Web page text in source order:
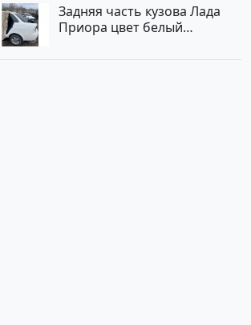
Задняя часть кузова Лада
Приора цвет белый